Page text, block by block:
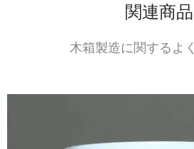
関連商品
木箱製造に関するよ